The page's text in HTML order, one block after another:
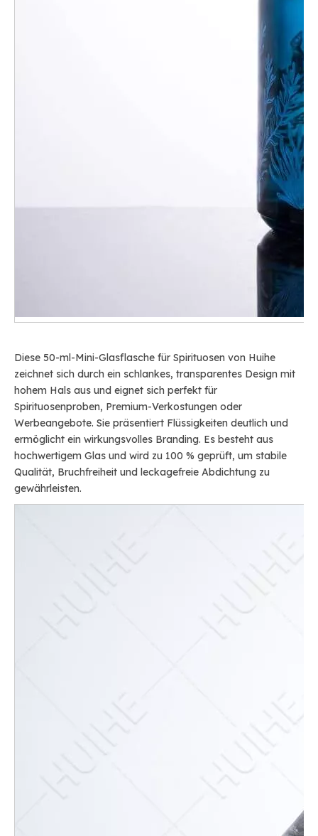
Diese 50-ml-Mini-Glasflasche für Spirituosen von Huihe
zeichnet sich durch ein schlankes, transparentes Design mit
hohem Hals aus und eignet sich perfekt für
Spirituosenproben, Premium-Verkostungen oder
Werbeangebote. Sie präsentiert Flüssigkeiten deutlich und
ermöglicht ein wirkungsvolles Branding. Es besteht aus
hochwertigem Glas und wird zu 100 % geprüft, um stabile
Qualität, Bruchfreiheit und leckagefreie Abdichtung zu
gewährleisten.